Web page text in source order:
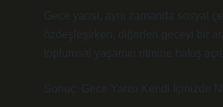
Gece yarısı, aynı zamanda sosyal
özdeşleşirken, diğerleri geceyi bir
toplumsal yaşamın ritmine bakış
Sonuç: Gece Yarısı Kendi İçinizde